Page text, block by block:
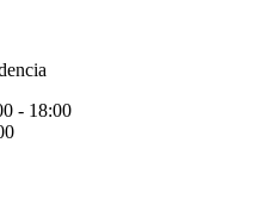
- 18:00